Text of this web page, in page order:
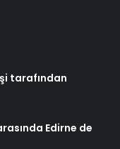
tarafından
Edirne de